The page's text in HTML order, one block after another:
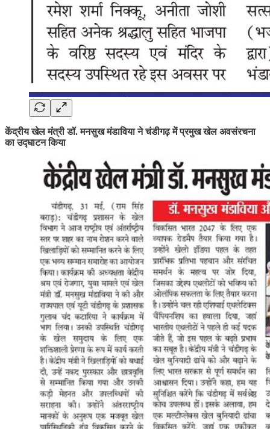
केंद्रीय खेल मंत्री डॉ. मनसुख मंडाविया ने चंडीगढ़ में प्रमुख खेल अवसंरचना
का उद्घाटन किया